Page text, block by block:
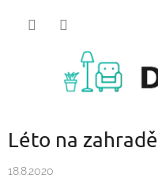
Léto na zahradě
18.8.2020